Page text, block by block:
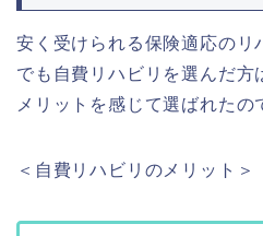
安く受けられる保険適応のリ
でも自費リハビリを選んだ方
メリットを感じて選ばれたの
＜自費リハビリのメリット＞